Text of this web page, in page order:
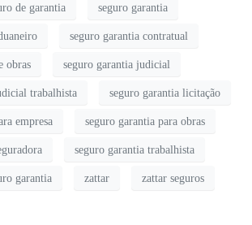
de garantia seguro garantia
seguro garantia contratual
obras seguro garantia judicial
trabalhista seguro garantia licitação
empresa seguro garantia para obras
seguro garantia trabalhista
garantia zattar zattar seguros